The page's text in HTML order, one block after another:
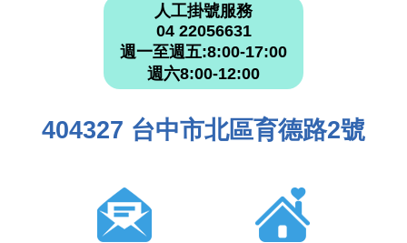
人工掛號服務
04 22056631
週一至週五:8:00-17:00
週六8:00-12:00
404327 台中市北區育德路2號